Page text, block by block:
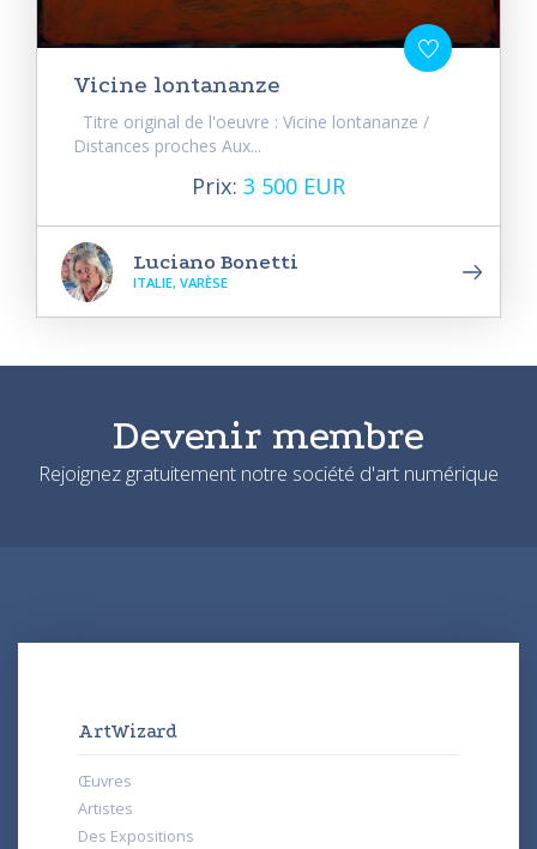
Vicine lontananze
Titre original de l'oeuvre : Vicine lontananze /
Distances proches Aux...
Prix: 3 500 EUR
Luciano Bonetti
ITALIE, VARÈSE
Devenir membre
Rejoignez gratuitement notre société d'art numérique
ArtWizard
Œuvres
Artistes
Des Expositions